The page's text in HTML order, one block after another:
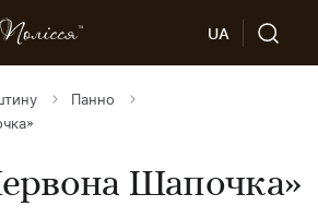
UA
Панно
Шапочка»